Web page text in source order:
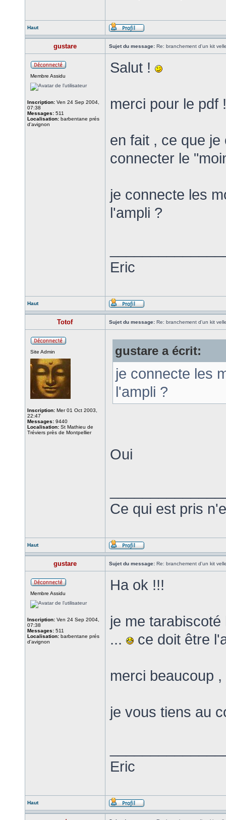
Haut
gustare Sujet du message: Re: branchement d'un kit
Membre Assidu
Inscription: Ven 24 Sep 2004,
07:38
Messages: 511
Localisation: barbentane prés
d'avignon
Salut !
merci pour le pdf !
en fait , ce que
connecter le
je connecte les
l'ampli ?
Eric
Haut
Totof Sujet du message: Re: branchement d'un kit
Site Admin
Inscription: Mer 01 Oct 2003,
22:47
Messages: 9440
Localisation: St Mathieu de
Tréviers près de Montpellier
gustare a écrit:
je connecte les
l'ampli ?
Oui
Ce qui est pris
Haut
gustare Sujet du message: Re: branchement d'un kit
Membre Assidu
Inscription: Ven 24 Sep 2004,
07:38
Messages: 511
Localisation: barbentane prés
d'avignon
Ha ok !!!
je me
...
ce doit être
merci beaucoup
je vous tiens au
Eric
Haut